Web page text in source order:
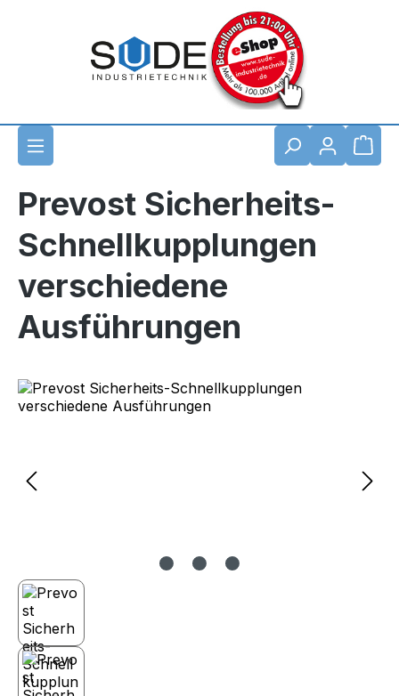
Prevost Sicherheits-
Schnellkupplungen
verschiedene
Ausführungen
Bildergalerie überspringen